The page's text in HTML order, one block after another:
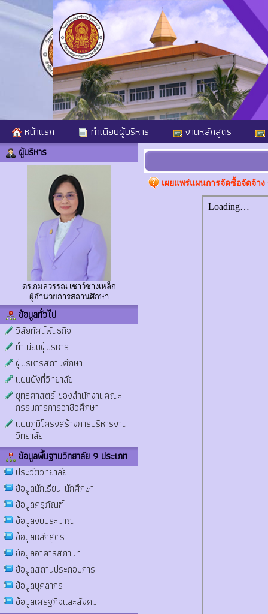
หน้าแรก ทำเนียบผู้บริหาร งานหลักสูตร
ผู้บริหาร
ดร.กมลวรรณ เชาว์ช่างเหล็ก
ผู้อำนวยการสถานศึกษา
ข้อมูลทั่วไป
วิสัยทัศน์พันธกิจ
ทำเนียบผู้บริหาร
ผู้บริหารสถานศึกษา
แผนผังที่วิทยาลัย
ยุทธศาสตร์ ของสำนักงานคณะ
กรรมการการอาชีวศึกษา
แผนภูมิโครงสร้างการบริหารงาน
วิทยาลัย
ข้อมูลพื้นฐานวิทยาลัย 9 ประเภท
ประวัติวิทยาลัย
ข้อมูลนักเรียน-นักศึกษา
ข้อมูลครุภัณฑ์
ข้อมูลงบประมาณ
ข้อมูลหลักสูตร
ข้อมูลอาคารสถานที่
ข้อมูลสถานประกอบการ
ข้อมูลบุคลากร
ข้อมูลเศรฐกิจและสังคม
เผยแพร่แผนการจัดซื้อจัดจ้า